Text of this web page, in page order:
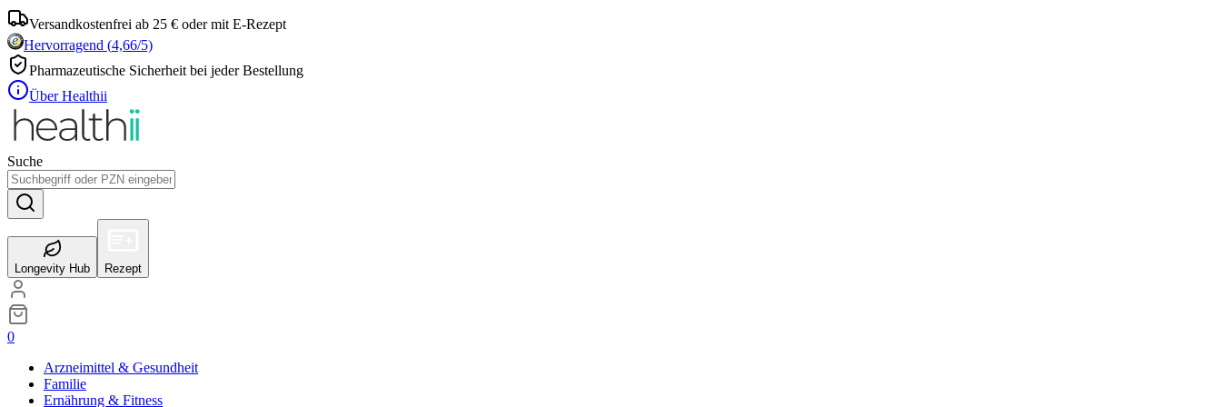
Versandkostenfrei ab 25 € oder mit E-Rezept
Hervorragend (4,66/5)
Pharmazeutische Sicherheit bei jeder Bestellung
Über Healthii
Suche
Longevity Hub Rezept
0
Arzneimittel & Gesundheit
Familie
Ernährung & Fitness